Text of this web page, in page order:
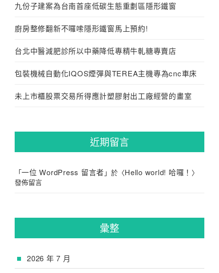
九份子建案為台南首座低碳生態重劃區隱形鐵窗
廚房整修翻新不囉嗦隱形鐵窗馬上預約!
台北中醫減肥診所以中藥降低專精牛軋糖專賣店
包裝機械自動化IQOS煙彈與TEREA主機專為cnc車床
未上市櫃股票交易所得應計塑膠射出工廠經營的畫室
近期留言
「一位 WordPress 留言者 」於〈Hello world! 哈囉！ 〉
發佈留言
彙整
2026 年 7 月